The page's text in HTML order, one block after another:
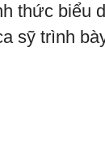
thức biểu
sỹ trình